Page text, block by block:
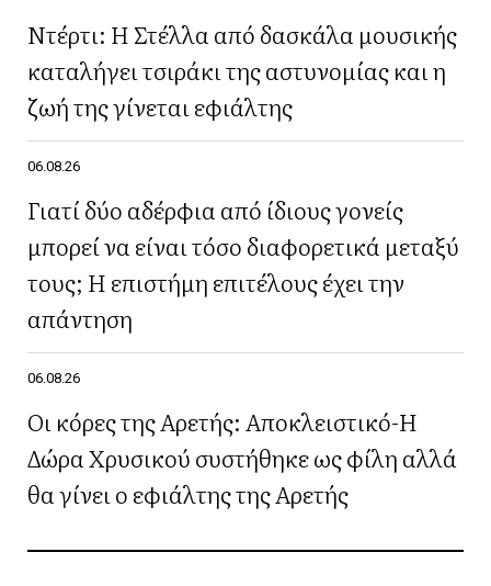
Ντέρτι: Η Στέλλα από δασκάλα μουσικής
καταλήγει τσιράκι της αστυνομίας και η
ζωή της γίνεται εφιάλτης
06.08.26
Γιατί δύο αδέρφια από ίδιους γονείς
μπορεί να είναι τόσο διαφορετικά μεταξύ
τους; Η επιστήμη επιτέλους έχει την
απάντηση
06.08.26
Οι κόρες της Αρετής: Αποκλειστικό-Η
Δώρα Χρυσικού συστήθηκε ως φίλη αλλά
θα γίνει ο εφιάλτης της Αρετής